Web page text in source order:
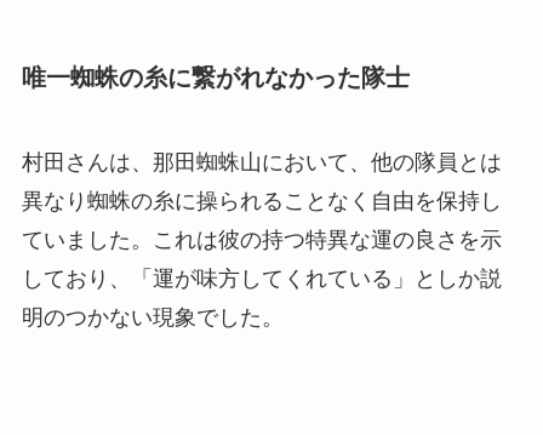
唯一蜘蛛の糸に繋がれなかった隊士
村田さんは、那田蜘蛛山において、他の隊員とは
異なり蜘蛛の糸に操られることなく自由を保持し
ていました。これは彼の持つ特異な運の良さを示
しており、「運が味方してくれている」としか説
明のつかない現象でした。